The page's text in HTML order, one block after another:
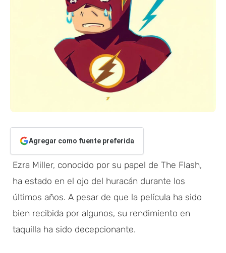
Agregar como fuente preferida
Ezra Miller, conocido por su papel de The Flash,
ha estado en el ojo del huracán durante los
últimos años. A pesar de que la película ha sido
bien recibida por algunos, su rendimiento en
taquilla ha sido decepcionante.